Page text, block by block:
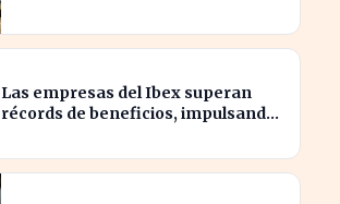
sector
Las empresas del Ibex superan
récords de beneficios, impulsando